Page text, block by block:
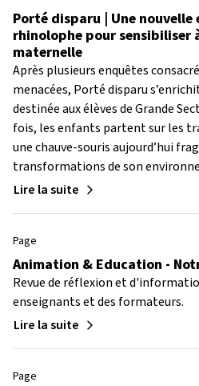
Porté disparu | Une nouvelle
rhinolophe pour sensibiliser
maternelle
Après plusieurs enquêtes
menacées, Porté disparu
destinée aux élèves de Grande
fois, les enfants partent sur les
une chauve-souris aujourd’hui
transformations de son
Lire la suite
Page
Animation & Education -
Revue de réflexion et
enseignants et des formateurs.
Lire la suite
Page